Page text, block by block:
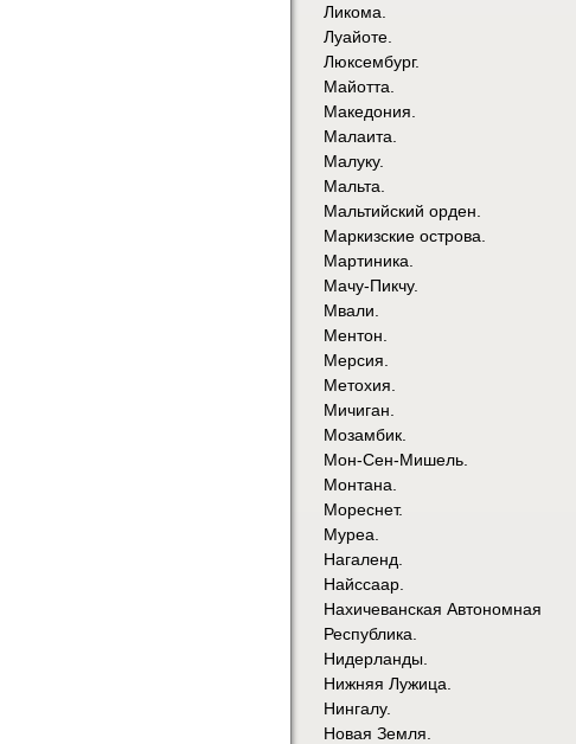
Ликома.
Луайоте.
Люксембург.
Майотта.
Македония.
Малаита.
Малуку.
Мальта.
Мальтийский орден.
Маркизские острова.
Мартиника.
Мачу-Пикчу.
Мвали.
Ментон.
Мерсия.
Метохия.
Мичиган.
Мозамбик.
Мон-Сен-Мишель.
Монтана.
Мореснет.
Муреа.
Нагаленд.
Найссаар.
Нахичеванская Автономная
Республика.
Нидерланды.
Нижняя Лужица.
Нингалу.
Новая Земля.